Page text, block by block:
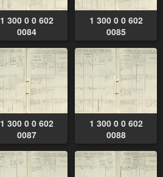
1 300 0 0 602
0084
1 300 0 0 602
0085
1 300 0 0 602
0087
1 300 0 0 602
0088